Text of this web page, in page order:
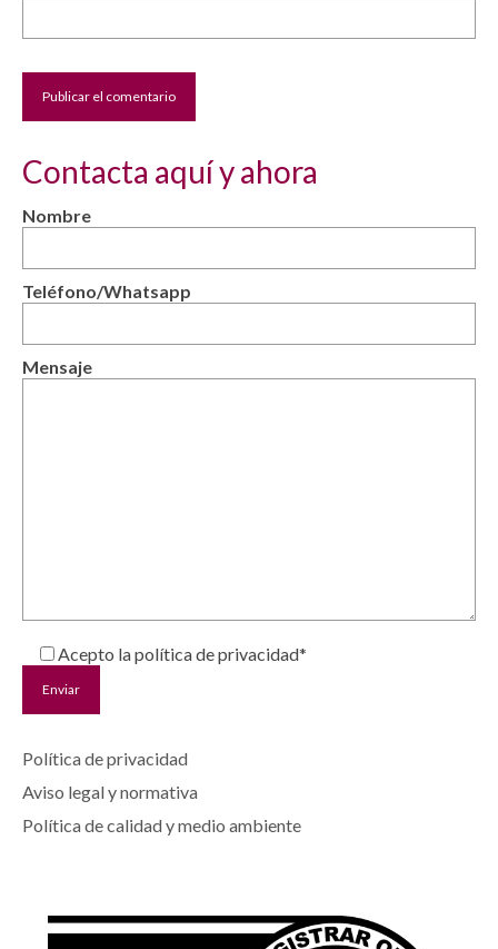
Contacta aquí y ahora
Nombre
Teléfono/Whatsapp
Mensaje
Acepto la política de privacidad*
Política de privacidad
Aviso legal y normativa
Política de calidad y medio ambiente